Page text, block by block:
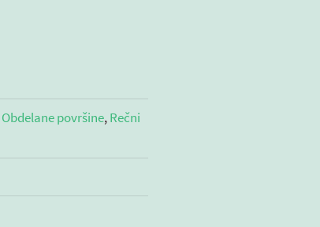
Obdelane površine,Rečni